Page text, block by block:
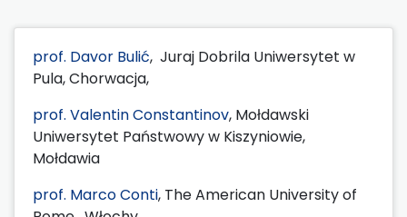
prof. Davor Bulić, Juraj Dobrila Uniwersytet w
Pula, Chorwacja,
prof. Valentin Constantinov, Mołdawski
Uniwersytet Państwowy w Kiszyniowie,
Mołdawia
prof. Marco Conti, The American University of